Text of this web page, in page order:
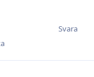
Svara